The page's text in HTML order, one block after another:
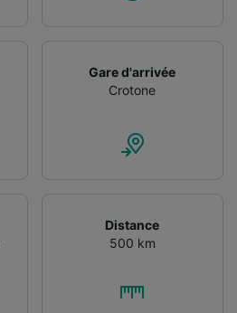
Gare d'arrivée
Crotone
Distance
500 km